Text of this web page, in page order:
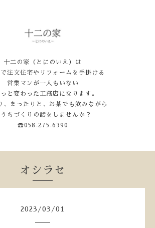
十二の家（とにのいえ）は
注文住宅やリフォームを手掛ける
営業マンが一人もいない
と変わった工務店になります。
、まったりと、お茶でも飲みながら
ちづくりの話をしませんか？
☎058‐275‐6390
オシラセ
2023 /03 /01